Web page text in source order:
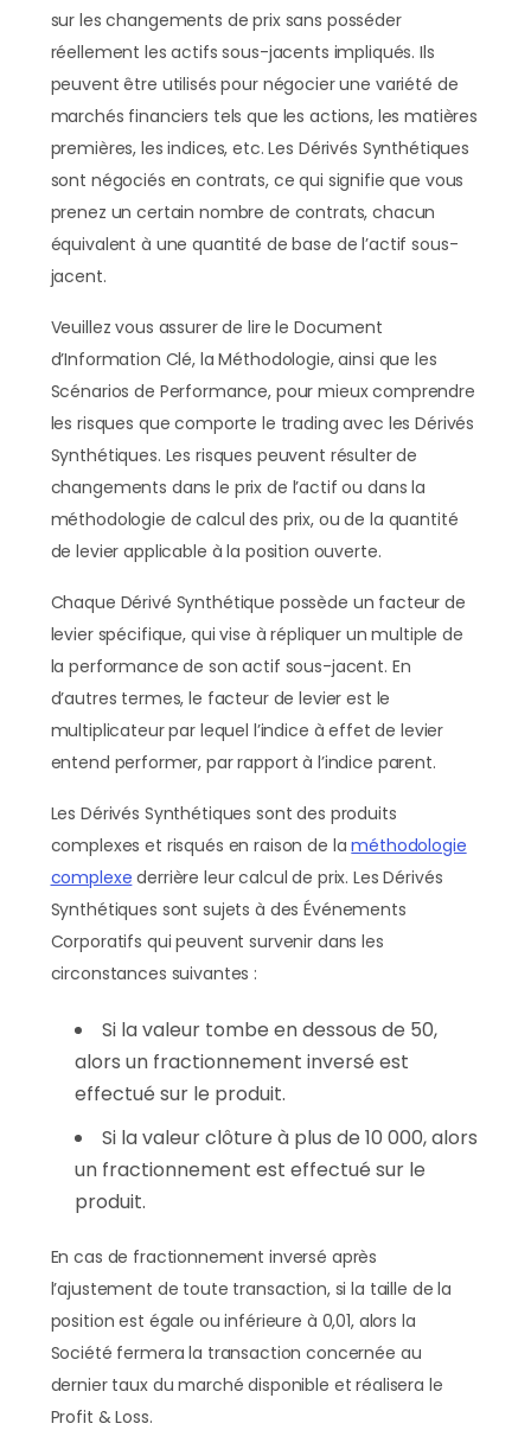
sur les changements de prix sans posséder
réellement les actifs sous-jacents impliqués. Ils
peuvent être utilisés pour négocier une variété de
marchés financiers tels que les actions, les matières
premières, les indices, etc. Les Dérivés Synthétiques
sont négociés en contrats, ce qui signifie que vous
prenez un certain nombre de contrats, chacun
équivalent à une quantité de base de l’actif sous-
jacent.
Veuillez vous assurer de lire le Document
d’Information Clé, la Méthodologie, ainsi que les
Scénarios de Performance, pour mieux comprendre
les risques que comporte le trading avec les Dérivés
Synthétiques. Les risques peuvent résulter de
changements dans le prix de l’actif ou dans la
méthodologie de calcul des prix, ou de la quantité
de levier applicable à la position ouverte.
Chaque Dérivé Synthétique possède un facteur de
levier spécifique, qui vise à répliquer un multiple de
la performance de son actif sous-jacent. En
d’autres termes, le facteur de levier est le
multiplicateur par lequel l’indice à effet de levier
entend performer, par rapport à l’indice parent.
Les Dérivés Synthétiques sont des produits
complexes et risqués en raison de laméthodologie
complexe derrière leur calcul de prix. Les Dérivés
Synthétiques sont sujets à des Événements
Corporatifs qui peuvent survenir dans les
circonstances suivantes :
Si la valeur tombe en dessous de 50,
alors un fractionnement inversé est
effectué sur le produit.
Si la valeur clôture à plus de 10 000, alors
un fractionnement est effectué sur le
produit.
En cas de fractionnement inversé après
l’ajustement de toute transaction, si la taille de la
position est égale ou inférieure à 0,01, alors la
Société fermera la transaction concernée au
dernier taux du marché disponible et réalisera le
Profit & Loss.